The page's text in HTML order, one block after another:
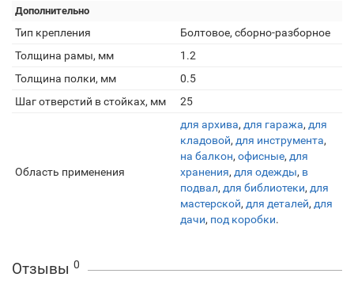
Дополнительно
Тип крепления
Болтовое, сборно-разборное
Толщина рамы, мм
1.2
Толщина полки, мм
0.5
Шаг отверстий в стойках, мм
25
Область применения
для архива, для гаража, для
кладовой, для инструмента,
на балкон, офисные, для
хранения, для одежды, в
подвал, для библиотеки, для
мастерской, для деталей, для
дачи, под коробки.
Отзывы 0